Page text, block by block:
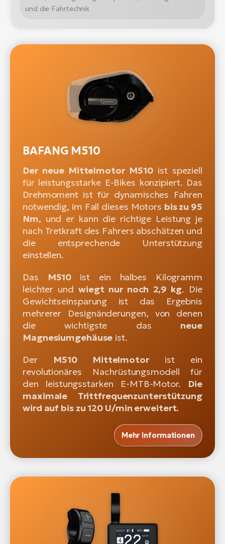
und die Fahrtechnik
BAFANG M510
Der neue Mittelmotor M510ist speziell
für leistungsstarke E-Bikes konzipiert. Das
Drehmoment ist für dynamisches Fahren
notwendig, im Fall dieses Motors bis zu 95
Nm, und er kann die richtige Leistung je
nach Tretkraft des Fahrers abschätzen und
die entsprechende Unterstützung
einstellen.
Das
M510 ist ein halbes Kilogramm
leichter undwiegt nur noch 2,9 kg. Die
Gewichtseinsparung ist das Ergebnis
mehrerer Designänderungen, von denen
die wichtigste das neue
Magnesiumgehäuse ist.
Der M510 Mittelmotorist ein
revolutionäres Nachrüstungsmodell für
den leistungsstarken E-MTB-Motor. Die
maximale Trittfrequenzunterstützung
wird auf bis zu 120 U/min erweitert.
Mehr Informationen